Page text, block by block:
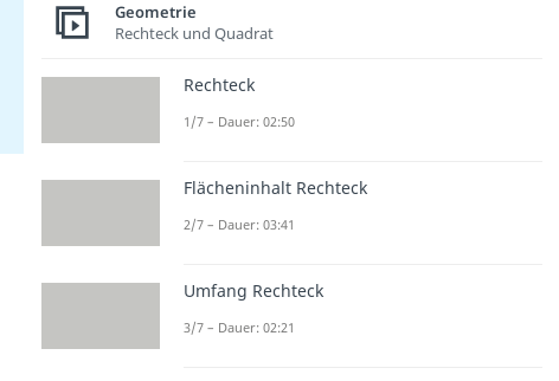
Geometrie
Rechteck und Quadrat
Rechteck
1/7 – Dauer: 02:50
Flächeninhalt Rechteck
2/7 – Dauer: 03:41
Umfang Rechteck
3/7 – Dauer: 02:21